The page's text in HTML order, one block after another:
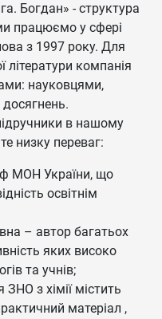
Богдан» - структура
працюємо у сфері
з 1997 року. Для
літератури компанія
науковцями,
в нашому
низку переваг:
МОН України, що
освітнім
– автор багатьох
яких високо
та учнів;
з хімії містить
матеріал ,